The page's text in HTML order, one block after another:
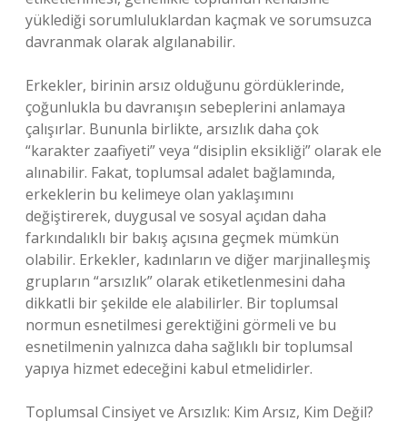
yüklediği sorumluluklardan kaçmak ve sorumsuzca
davranmak olarak algılanabilir.
Erkekler, birinin arsız olduğunu gördüklerinde,
çoğunlukla bu davranışın sebeplerini anlamaya
çalışırlar. Bununla birlikte, arsızlık daha çok
“karakter zaafiyeti” veya “disiplin eksikliği” olarak ele
alınabilir. Fakat, toplumsal adalet bağlamında,
erkeklerin bu kelimeye olan yaklaşımını
değiştirerek, duygusal ve sosyal açıdan daha
farkındalıklı bir bakış açısına geçmek mümkün
olabilir. Erkekler, kadınların ve diğer marjinalleşmiş
grupların “arsızlık” olarak etiketlenmesini daha
dikkatli bir şekilde ele alabilirler. Bir toplumsal
normun esnetilmesi gerektiğini görmeli ve bu
esnetilmenin yalnızca daha sağlıklı bir toplumsal
yapıya hizmet edeceğini kabul etmelidirler.
Toplumsal Cinsiyet ve Arsızlık: Kim Arsız, Kim Değil?